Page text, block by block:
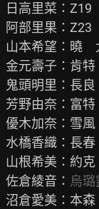
日高里菜：Z19
阿部里果：Z23
山本希望：曉
金元壽子：肯
鬼頭明里：長
芳野由奈：富
優木加奈：雪
水橋香織：長
山根希美：約
佐倉綾音： 烏
沼倉愛美：本